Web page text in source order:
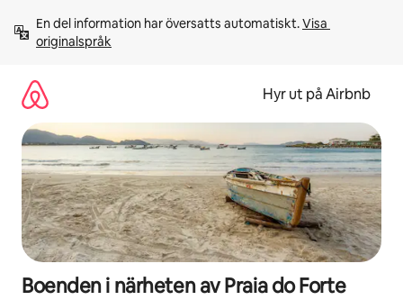
innehåll
En del information har översatts automatiskt. Visa
originalspråk
Hyr ut på Airbnb
Boenden i närheten av Praia do Forte